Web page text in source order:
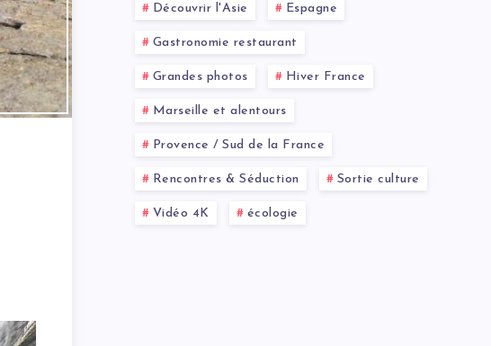
Découvrir l'Asie Espagne
Gastronomie restaurant
Grandes photos Hiver France
Marseille et alentours
Provence / Sud de la France
Rencontres & Séduction Sortie culture
Vidéo 4K écologie